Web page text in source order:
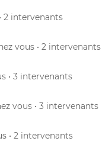
2 intervenants
vous • 2 intervenants
• 3 intervenants
vous • 3 intervenants
• 2 intervenants